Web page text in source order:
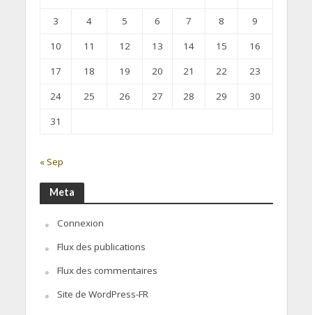
3
4 5 6 7 8
9
10
11 12 13 14 15
16
17
18 19 20 21 22
23
24
25 26 27 28 29
30
31
« Sep
Meta
Connexion
Flux des publications
Flux des commentaires
Site de WordPress-FR